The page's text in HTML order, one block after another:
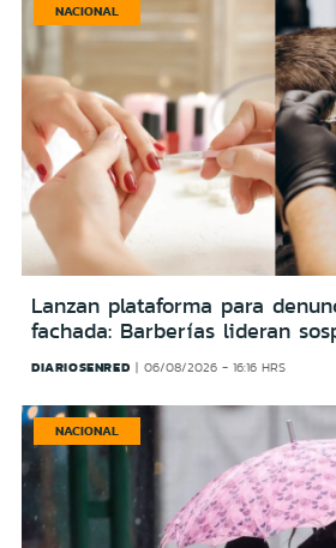
NACIONAL
Lanzan plataforma para
fachada: Barberías lideran
DIARIOSENRED 06/08/2026 - 16:16 HRS
NACIONAL